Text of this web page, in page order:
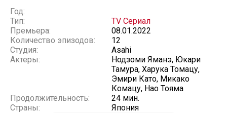
Год:
Тип:
TV Сериал
Премьера:
08.01.2022
Количество эпизодов:
12
Студия:
Asahi
Актеры:
Нодзоми Яманэ, Юкари
Тамура, Харука Томацу,
Эмири Като, Микако
Комацу, Нао Тояма
Продолжительность:
24 мин.
Страны:
Япония